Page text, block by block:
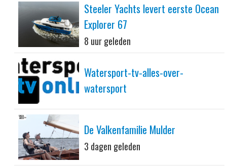
Steeler Yachts levert eerste Ocean
Explorer 67
8 uur geleden
Watersport-tv-alles-over-
watersport
De Valkenfamilie Mulder
3 dagen geleden